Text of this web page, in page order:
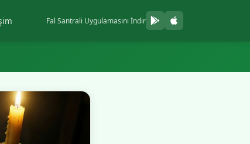
Fal Santrali Uygulamasını İndir